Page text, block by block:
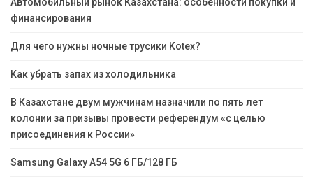
Автомобильный рынок Казахстана: особенности покупки и
финансирования
Для чего нужны ночные трусики Kotex?
Как убрать запах из холодильника
В Казахстане двум мужчинам назначили по пять лет
колонии за призывы провести референдум «с целью
присоединения к России»
Samsung Galaxy A54 5G 6 ГБ/128 ГБ